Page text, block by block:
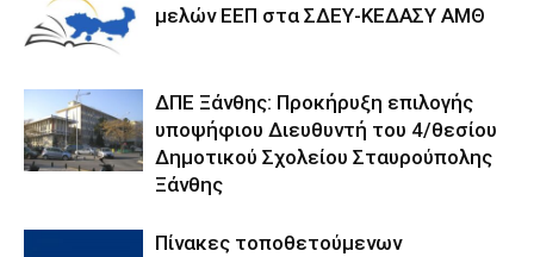
μελών ΕΕΠ στα ΣΔΕΥ-ΚΕΔΑΣΥ ΑΜΘ
ΔΠΕ Ξάνθης: Προκήρυξη επιλογής
υποψήφιου Διευθυντή του 4/θεσίου
Δημοτικού Σχολείου Σταυρούπολης
Ξάνθης
Πίνακες τοποθετούμενων